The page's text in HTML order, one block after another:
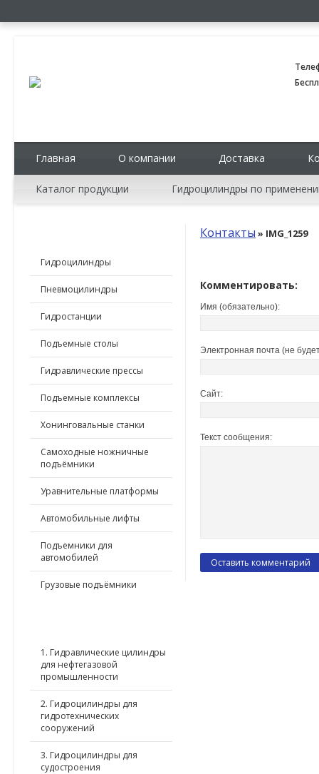
Главная О компании Доставка
Каталог продукции Гидроцилиндры по
Контакты » IMG_1259
Комментировать:
Имя (обязательно):
Электронная почта (не
Сайт:
Текст сообщения:
Гидроцилиндры
Пневмоцилиндры
Гидростанции
Подъемные столы
Гидравлические прессы
Подъемные комплексы
Хонинговальные станки
Самоходные ножничные
подъёмники
Уравнительные платформы
Автомобильные лифты
Подъемники для
автомобилей
Грузовые подъёмники
1. Гидравлические цилиндры
для нефтегазовой
промышленности
2. Гидроцилиндры для
гидротехнических
сооружений
3. Гидроцилиндры для
судостроения